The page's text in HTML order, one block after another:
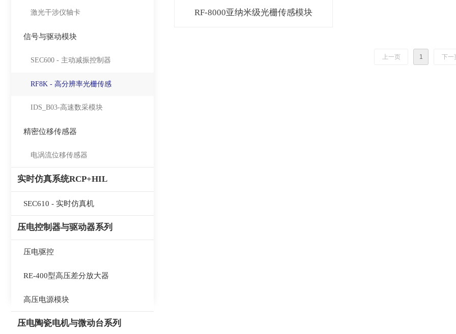
激光干涉仪轴卡
信号与驱动模块
SEC600 - 主动减振控制器
RF8K - 高分辨率光栅传感
IDS_B03-高速数采模块
精密位移传感器
电涡流位移传感器
实时仿真系统RCP+HIL
SEC610 - 实时仿真机
压电控制器与驱动器系列
压电驱控
RE-400型高压差分放大器
高压电源模块
压电陶瓷电机与微动台系列
RF-8000亚纳米级光栅传感模块
上一页 1 下一